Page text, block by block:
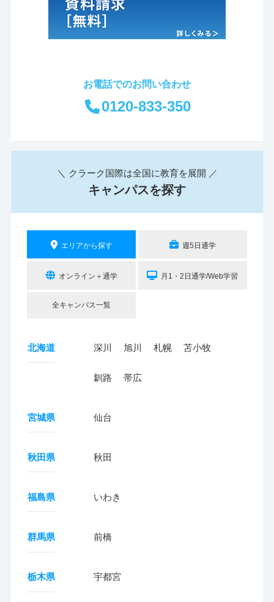
お電話でのお問い合わせ
0120-833-350
＼ クラーク国際は全国に教育を展開 ／
キャンパスを探す
エリアから探す 週5日通学
オンライン＋通学 月1・2日通学/Web学習
全キャンパス一覧
北海道 深川 旭川 札幌 苫小牧
釧路 帯広
宮城県 仙台
秋田県 秋田
福島県 いわき
群馬県 前橋
栃木県 宇都宮